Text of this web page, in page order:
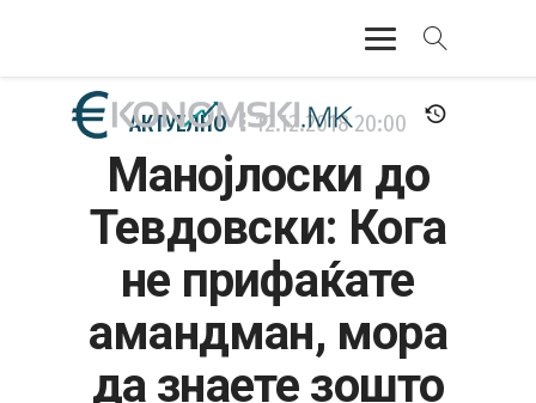
АКТУЕЛНО
ЕКОНОМИЈА
ФИНАНСИИ
БАНКАРСТВО
ЖИВОТ
АКТУЕЛНО 12.12.201820:00
Манојлоски до
Тевдовски: Кога
не прифаќате
амандман, мора
да знаете зошто